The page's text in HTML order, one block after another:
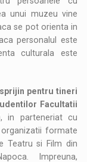
unui muzeu vine
se pot orienta in
personalul este
culturala este
pentru tineri
Facultatii
in parteneriat cu
formate
Teatru si Film din
Impreuna,